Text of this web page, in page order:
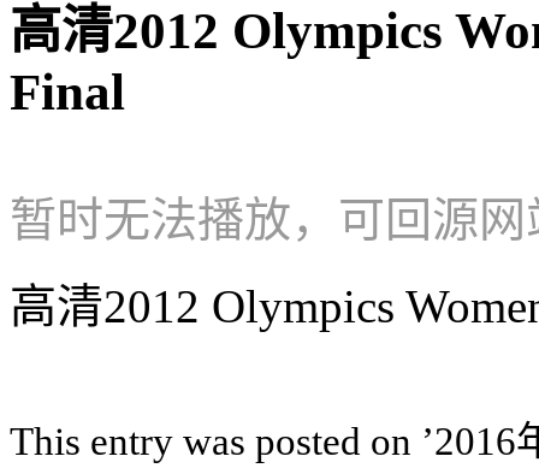
高清2012 Olympics
Final
暂时无法播放，可回源网
高清2012 Olympics
This entry was posted on